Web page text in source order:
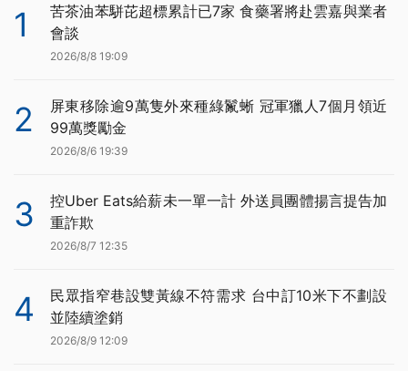
1
苦茶油苯駢芘超標累計已7家 食藥署將赴雲嘉與業者
會談
2026/8/8 19:09
2
屏東移除逾9萬隻外來種綠鬣蜥 冠軍獵人7個月領近
99萬獎勵金
2026/8/6 19:39
3
控Uber Eats給薪未一單一計 外送員團體揚言提告加
重詐欺
2026/8/7 12:35
4
民眾指窄巷設雙黃線不符需求 台中訂10米下不劃設
並陸續塗銷
2026/8/9 12:09